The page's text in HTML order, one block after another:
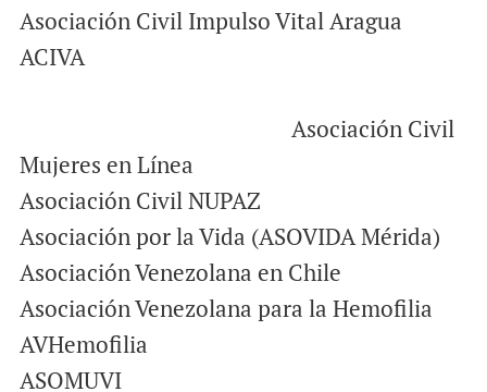
Asociación Civil Impulso Vital Aragua
ACIVA
Asociación Civil
Mujeres en Línea
Asociación Civil NUPAZ
Asociación por la Vida (ASOVIDA Mérida)
Asociación Venezolana en Chile
Asociación Venezolana para la Hemofilia
AVHemofilia
ASOMUVI